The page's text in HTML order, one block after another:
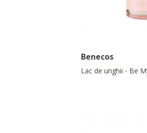
Benecos
Lac de unghii - Be